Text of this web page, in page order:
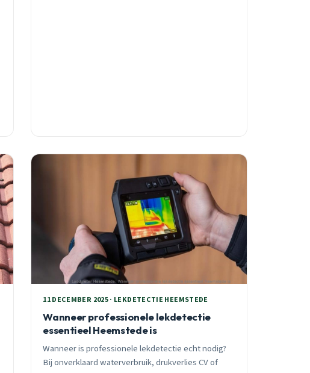
11 DECEMBER 2025 · LEKDETECTIE HEEMSTEDE
Wanneer professionele lekdetectie
essentieel Heemstede is
Wanneer is professionele lekdetectie echt nodig?
Bij onverklaard waterverbruik, drukverlies CV of